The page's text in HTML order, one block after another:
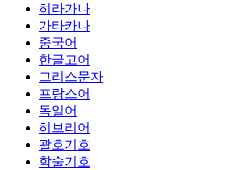
히라가나
가타카나
중국어
한글고어
그리스문자
프랑스어
독일어
히브리어
괄호기호
학술기호